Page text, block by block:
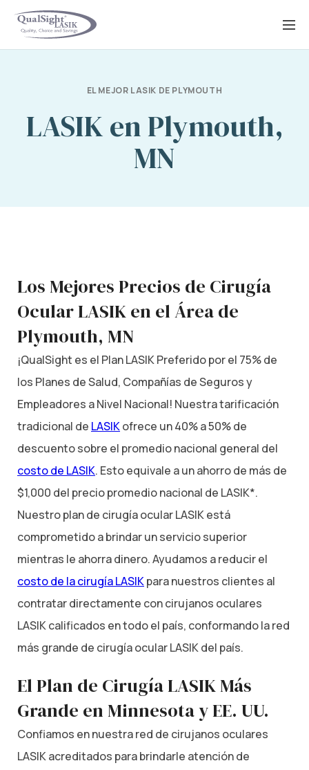
Saltar
EL MEJOR LASIK DE PLYMOUTH
LASIK en Plymouth,
MN
Los Mejores Precios de Cirugía
Ocular LASIK en el Área de
Plymouth, MN
¡QualSight es el Plan LASIK Preferido por el 75% de
los Planes de Salud, Compañías de Seguros y
Empleadores a Nivel Nacional! Nuestra tarificación
tradicional de LASIKofrece un 40% a 50% de
descuento sobre el promedio nacional general del
costo de LASIK. Esto equivale a un ahorro de más de
$1,000 del precio promedio nacional de LASIK*.
Nuestro plan de cirugía ocular LASIK está
comprometido a brindar un servicio superior
mientras le ahorra dinero. Ayudamos a reducir el
costo de la cirugía LASIKpara nuestros clientes al
contratar directamente con cirujanos oculares
LASIK calificados en todo el país, conformando la red
más grande de cirugía ocular LASIK del país.
El Plan de Cirugía LASIK Más
Grande en Minnesota y EE. UU.
Confiamos en nuestra red de cirujanos oculares
LASIK acreditados para brindarle atención de